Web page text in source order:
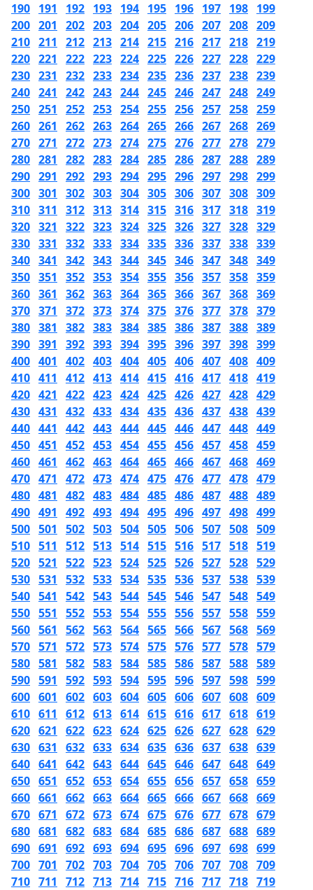
190 191 192 193 194 195 196 197 198 199
200 201 202 203 204 205 206 207 208 209
210 211 212 213 214 215 216 217 218 219
220 221 222 223 224 225 226 227 228 229
230 231 232 233 234 235 236 237 238 239
240 241 242 243 244 245 246 247 248 249
250 251 252 253 254 255 256 257 258 259
260 261 262 263 264 265 266 267 268 269
270 271 272 273 274 275 276 277 278 279
280 281 282 283 284 285 286 287 288 289
290 291 292 293 294 295 296 297 298 299
300 301 302 303 304 305 306 307 308 309
310 311 312 313 314 315 316 317 318 319
320 321 322 323 324 325 326 327 328 329
330 331 332 333 334 335 336 337 338 339
340 341 342 343 344 345 346 347 348 349
350 351 352 353 354 355 356 357 358 359
360 361 362 363 364 365 366 367 368 369
370 371 372 373 374 375 376 377 378 379
380 381 382 383 384 385 386 387 388 389
390 391 392 393 394 395 396 397 398 399
400 401 402 403 404 405 406 407 408 409
410 411 412 413 414 415 416 417 418 419
420 421 422 423 424 425 426 427 428 429
430 431 432 433 434 435 436 437 438 439
440 441 442 443 444 445 446 447 448 449
450 451 452 453 454 455 456 457 458 459
460 461 462 463 464 465 466 467 468 469
470 471 472 473 474 475 476 477 478 479
480 481 482 483 484 485 486 487 488 489
490 491 492 493 494 495 496 497 498 499
500 501 502 503 504 505 506 507 508 509
510 511 512 513 514 515 516 517 518 519
520 521 522 523 524 525 526 527 528 529
530 531 532 533 534 535 536 537 538 539
540 541 542 543 544 545 546 547 548 549
550 551 552 553 554 555 556 557 558 559
560 561 562 563 564 565 566 567 568 569
570 571 572 573 574 575 576 577 578 579
580 581 582 583 584 585 586 587 588 589
590 591 592 593 594 595 596 597 598 599
600 601 602 603 604 605 606 607 608 609
610 611 612 613 614 615 616 617 618 619
620 621 622 623 624 625 626 627 628 629
630 631 632 633 634 635 636 637 638 639
640 641 642 643 644 645 646 647 648 649
650 651 652 653 654 655 656 657 658 659
660 661 662 663 664 665 666 667 668 669
670 671 672 673 674 675 676 677 678 679
680 681 682 683 684 685 686 687 688 689
690 691 692 693 694 695 696 697 698 699
700 701 702 703 704 705 706 707 708 709
710 711 712 713 714 715 716 717 718 719